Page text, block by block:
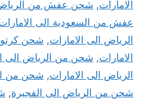
الامارات, شحن عفش من الرياض
عفش من السعودية الى
الرياض الى الامارات, شحن
الامارات, شحن من الرياض الى
الرياض الى الامارات, شحن من
شحن من الرياض الى الفجيرة,